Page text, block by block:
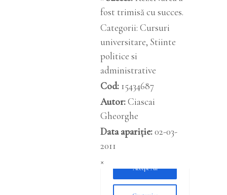
fost trimisă cu succes.
Categorii: Cursuri
universitare, Stiinte
politice si
administrative
Cod: 15434687
Autor:Ciascai
Gheorghe
Data apariție:02-03-
2011
×